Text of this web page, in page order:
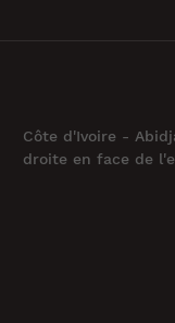
Côte d'Ivoire -
droite en face de